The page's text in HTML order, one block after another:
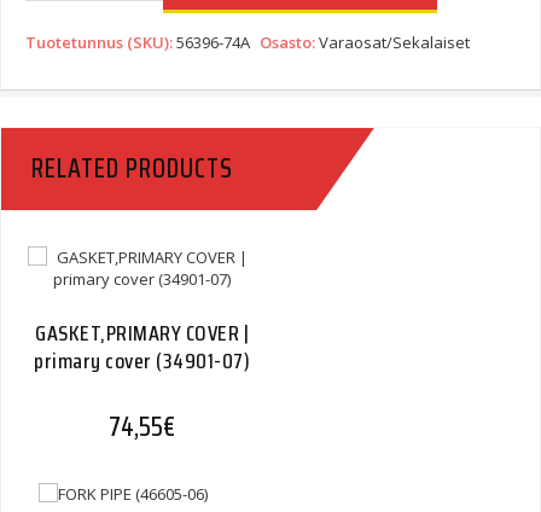
(56396-
Quantity
Tuotetunnus (SKU):56396-74A Osasto:Varaosat/Sekalaiset
RELATED PRODUCTS
GASKET,PRIMARY COVER |
primary cover (34901-07)
74,55€